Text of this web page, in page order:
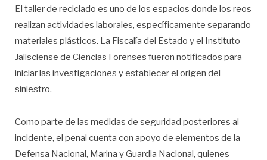
El taller de reciclado es uno de los espacios donde los reos
realizan actividades laborales, específicamente separando
materiales plásticos. La Fiscalía del Estado y el Instituto
Jalisciense de Ciencias Forenses fueron notificados para
iniciar las investigaciones y establecer el origen del
siniestro.
Como parte de las medidas de seguridad posteriores al
incidente, el penal cuenta con apoyo de elementos de la
Defensa Nacional, Marina y Guardia Nacional, quienes